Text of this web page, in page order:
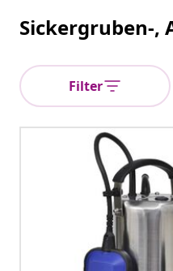
Sickergruben-,
Filter